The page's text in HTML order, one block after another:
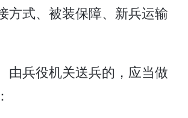
方式、被装保障、新兵运输
由兵役机关送兵的，应当做